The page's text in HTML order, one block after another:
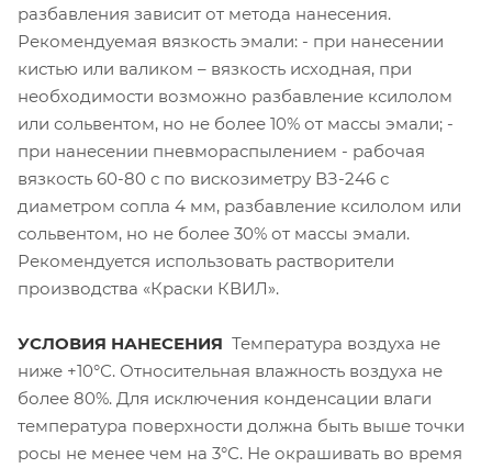
разбавления зависит от метода нанесения.
Рекомендуемая вязкость эмали: - при нанесении
кистью или валиком – вязкость исходная, при
необходимости возможно разбавление ксилолом
или сольвентом, но не более 10% от массы эмали; -
при нанесении пневмораспылением - рабочая
вязкость 60-80 с по вискозиметру ВЗ-246 с
диаметром сопла 4 мм, разбавление ксилолом или
сольвентом, но не более 30% от массы эмали.
Рекомендуется использовать растворители
производства «Краски КВИЛ».
УСЛОВИЯ НАНЕСЕНИЯ Температура воздуха не
ниже +10°С. Относительная влажность воздуха не
более 80%. Для исключения конденсации влаги
температура поверхности должна быть выше точки
росы не менее чем на 3°С. Не окрашивать во время